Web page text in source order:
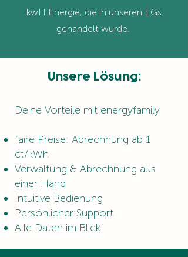
kwH Energie, die in unseren EGs
gehandelt wurde.
Unsere Lösung:
Deine Vorteile mit energyfamily
faire Preise: Abrechnung ab 1
ct/kWh
Verwaltung & Abrechnung aus
einer Hand
Intuitive Bedienung
Persönlicher Support
Alle Daten im Blick